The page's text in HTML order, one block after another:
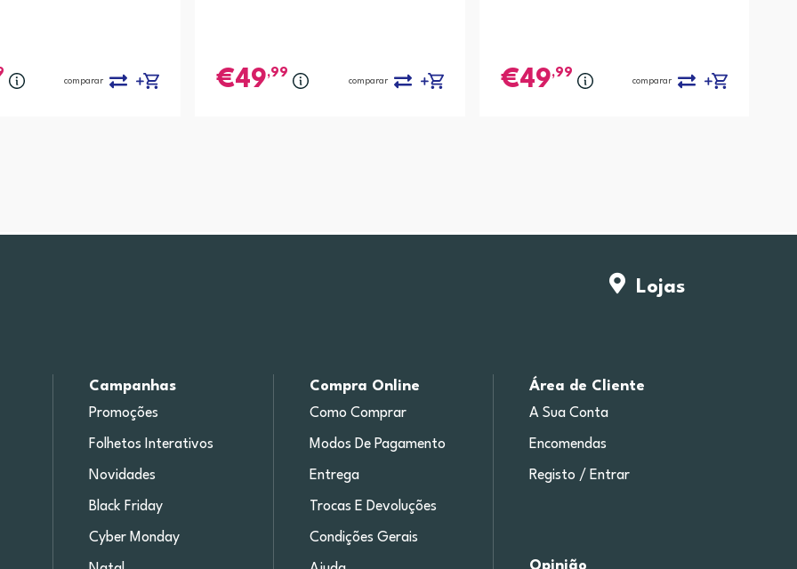
comparar 49,99
comparar 49,99
comparar
Lojas
Campanhas
Promoções
Folhetos Interativos
Novidades
Black Friday
Cyber Monday
Compra Online
Como Comprar
Modos De Pagamento
Entrega
Trocas E Devoluções
Condições Gerais
Área de Cliente
A Sua Conta
Encomendas
Registo / Entrar